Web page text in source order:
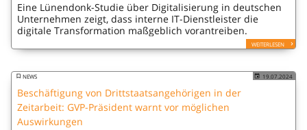
Eine Lünendonk-Studie über Digitalisierung in deutschen
Unternehmen zeigt, dass interne IT-Dienstleister die
digitale Transformation maßgeblich vorantreiben.
WEITERLESEN
NEWS 19.07.2024
Beschäftigung von Drittstaatsangehörigen in der
Zeitarbeit: GVP-Präsident warnt vor möglichen
Auswirkungen